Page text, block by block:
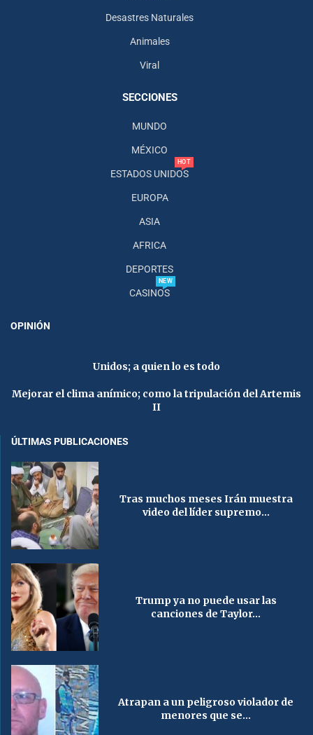
Desastres Naturales
Animales
Viral
SECCIONES
MUNDO
MÉXICO
ESTADOS UNIDOS
HOT
EUROPA
ASIA
AFRICA
DEPORTES
CASINOS
NEW
OPINIÓN
Unidos; a quien lo es todo
Mejorar el clima anímico; como la tripulación del Artemis
II
ÚLTIMAS PUBLICACIONES
Tras muchos meses Irán muestra
video del líder supremo...
Trump ya no puede usar las
canciones de Taylor...
Atrapan a un peligroso violador de
menores que se...